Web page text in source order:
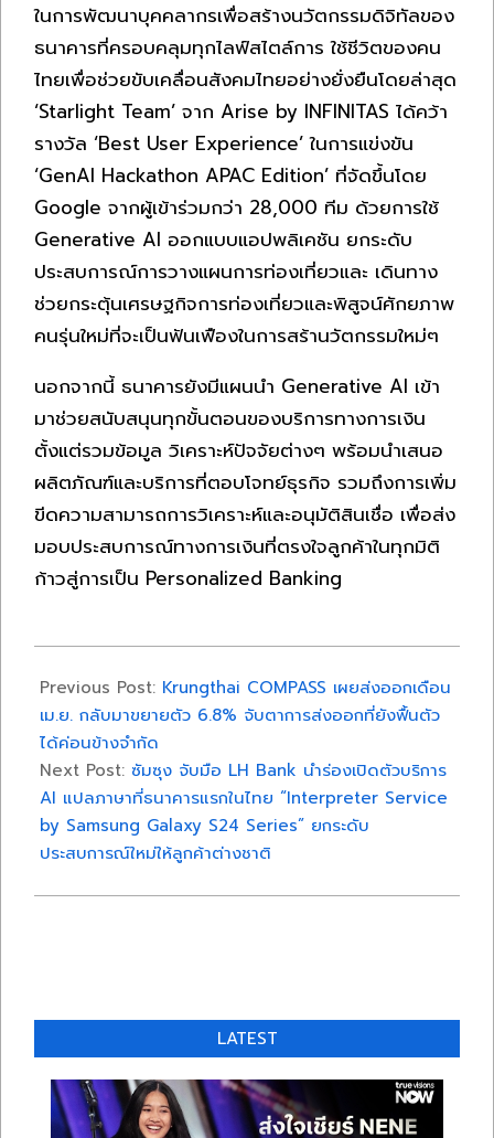
ในการพัฒนาบุคคลากรเพื่อสร้างนวัตกรรมดิจิทัลของ
ธนาคารที่ครอบคลุมทุกไลฟ์สไตล์การ ใช้ชีวิตของคน
ไทยเพื่อช่วยขับเคลื่อนสังคมไทยอย่างยั่งยืนโดยล่าสุด
‘Starlight Team’ จาก Arise by INFINITAS ได้คว้า
รางวัล ‘Best User Experience’ ในการแข่งขัน
‘GenAI Hackathon APAC Edition’ ที่จัดขึ้นโดย
Google จากผู้เข้าร่วมกว่า 28,000 ทีม ด้วยการใช้
Generative AI ออกแบบแอปพลิเคชัน ยกระดับ
ประสบการณ์การวางแผนการท่องเที่ยวและ เดินทาง
ช่วยกระตุ้นเศรษฐกิจการท่องเที่ยวและพิสูจน์ศักยภาพ
คนรุ่นใหม่ที่จะเป็นฟันเฟืองในการสร้านวัตกรรมใหม่ๆ
นอกจากนี้ ธนาคารยังมีแผนนำ Generative AI เข้า
มาช่วยสนับสนุนทุกขั้นตอนของบริการทางการเงิน
ตั้งแต่รวมข้อมูล วิเคราะห์ปัจจัยต่างๆ พร้อมนำเสนอ
ผลิตภัณฑ์และบริการที่ตอบโจทย์ธุรกิจ รวมถึงการเพิ่ม
ขีดความสามารถการวิเคราะห์และอนุมัติสินเชื่อ เพื่อส่ง
มอบประสบการณ์ทางการเงินที่ตรงใจลูกค้าในทุกมิติ
ก้าวสู่การเป็น Personalized Banking
05-
30
Previous Post: Krungthai COMPASS เผยส่งออกเดือน
เม.ย. กลับมาขยายตัว 6.8% จับตาการส่งออกที่ยังฟื้นตัว
ได้ค่อนข้างจำกัด
Next Post: ซัมซุง จับมือ LH Bank นำร่องเปิดตัวบริการ
AI แปลภาษาที่ธนาคารแรกในไทย “Interpreter Service
by Samsung Galaxy S24 Series” ยกระดับ
ประสบการณ์ใหม่ให้ลูกค้าต่างชาติ
LATEST